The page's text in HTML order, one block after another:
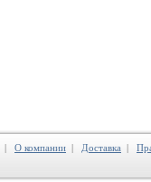
| О компании | Доставка |